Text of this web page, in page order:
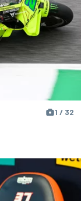
1 / 32